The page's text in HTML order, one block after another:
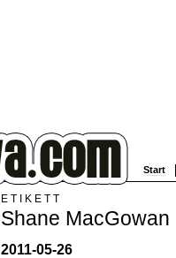
Start
ETIKETT
Shane MacGowan
2011-05-26